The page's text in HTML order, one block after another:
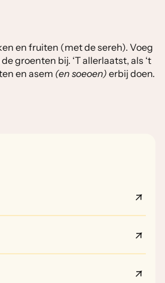
en fruiten (met de sereh). Voeg
groenten bij. ‘T allerlaatst, als ‘t
en asem (en soeoen) erbij doen.